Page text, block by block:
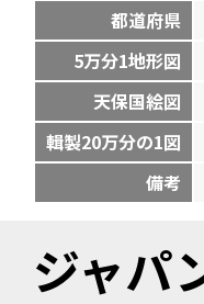
都道府県
5万分1地形図
天保国絵図
輯製20万分の1図
備考
ジャパ